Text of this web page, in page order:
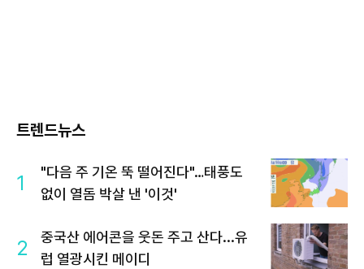
트렌드뉴스
1
"다음 주 기온 뚝 떨어진다"…태풍도
없이 열돔 박살 낸 '이것'
2
중국산 에어콘을 웃돈 주고 산다...유
럽 열광시킨 메이디